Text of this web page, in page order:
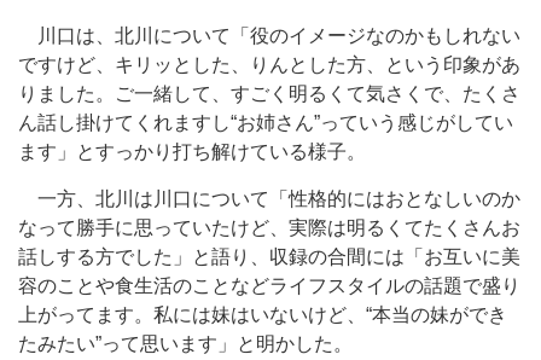
川口は、北川について「役のイメージなのかもしれない
ですけど、キリッとした、りんとした方、という印象があ
りました。ご一緒して、すごく明るくて気さくで、たくさ
ん話し掛けてくれますし“お姉さん”っていう感じがしてい
ます」とすっかり打ち解けている様子。
一方、北川は川口について「性格的にはおとなしいのか
なって勝手に思っていたけど、実際は明るくてたくさんお
話しする方でした」と語り、収録の合間には「お互いに美
容のことや食生活のことなどライフスタイルの話題で盛り
上がってます。私には妹はいないけど、“本当の妹ができ
たみたい”って思います」と明かした。